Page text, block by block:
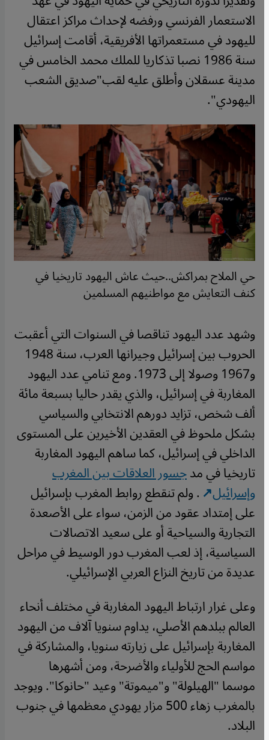
الاستعمار الفرنسي ورفضه لإحداث مراكز اعتقال
لليهود في مستعمراتها الأفريقية، أقامت إسرائيل
سنة 1986 نصبا تذكاريا للملك محمد الخامس في
مدينة عسقلان وأطلق عليه لقب"صديق الشعب
اليهودي".
حي الملاح بمراكش..حيث عاش اليهود تاريخيا في
كنف التعايش مع مواطنيهم المسلمين
وشهد عدد اليهود تناقصا في السنوات التي أعقبت
الحروب بين إسرائيل وجيرانها العرب، سنة 1948
و1967 وصولا إلى 1973. ومع تنامي عدد اليهود
المغاربة في إسرائيل، والذي يقدر حاليا بسبعة مائة
ألف شخص، تزايد دورهم الانتخابي والسياسي
بشكل ملحوظ في العقدين الأخيرين على المستوى
الداخلي في إسرائيل، كما ساهم اليهود المغاربة
تاريخيا في مدجسور العلاقات بين المغرب
وإسرائيل . ولم تنقطع روابط المغرب بإسرائيل
على إمتداد عقود من الزمن، سواء على الأصعدة
التجارية والسياحية أو على سعيد الاتصالات
السياسية، إذ لعب المغرب دور الوسيط في مراحل
عديدة من تاريخ النزاع العربي الإسرائيلي.
وعلى غرار ارتباط اليهود المغاربة في مختلف أنحاء
العالم ببلدهم الأصلي، يداوم سنويا آلاف من اليهود
المغاربة بإسرائيل على زيارته سنويا، والمشاركة في
مواسم الحج للأولياء والأضرحة، ومن أشهرها
موسما "الهيلولة" و"ميموتة" وعيد "حانوكا". ويوجد
بالمغرب زهاء 500 مزار يهودي معظمها في جنوب
البلاد.